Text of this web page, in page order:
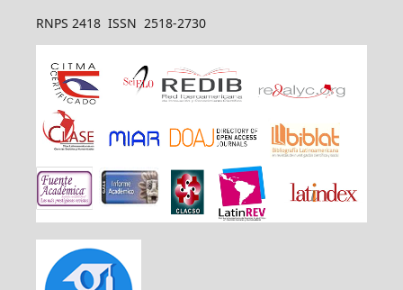
RNPS 2418 ISSN 2518-2730